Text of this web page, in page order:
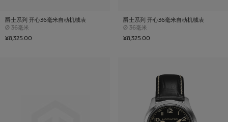
爵士系列 开心36毫米自动机械表
Ø Case size
36毫米
¥8,325.00
爵士系列 开心36毫米自动机械表
Ø Case size
36毫米
¥8,325.00